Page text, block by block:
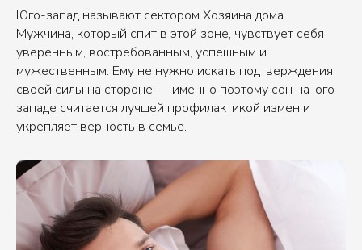
Юго-запад называют сектором Хозяина дома.
Мужчина, который спит в этой зоне, чувствует себя
уверенным, востребованным, успешным и
мужественным. Ему не нужно искать подтверждения
своей силы на стороне — именно поэтому сон на юго-
западе считается лучшей профилактикой измен и
укрепляет верность в семье.